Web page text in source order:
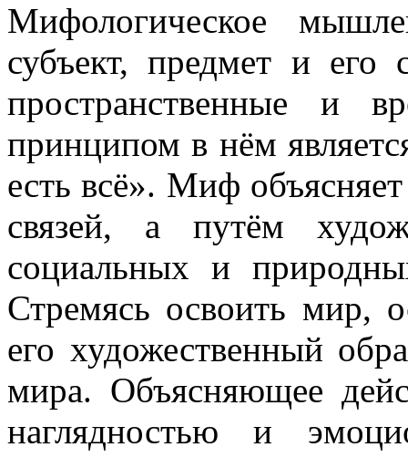
Мифологическое
субъект, предмет и его
пространственные и
принципом в нём
есть всё». Миф
связей, а путём
социальных и
Стремясь освоить мир,
его художественный
мира. Объясняющее
наглядностью и